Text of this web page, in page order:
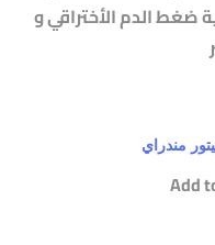
ضغط الدم الأختراقي و
مندراي
Add